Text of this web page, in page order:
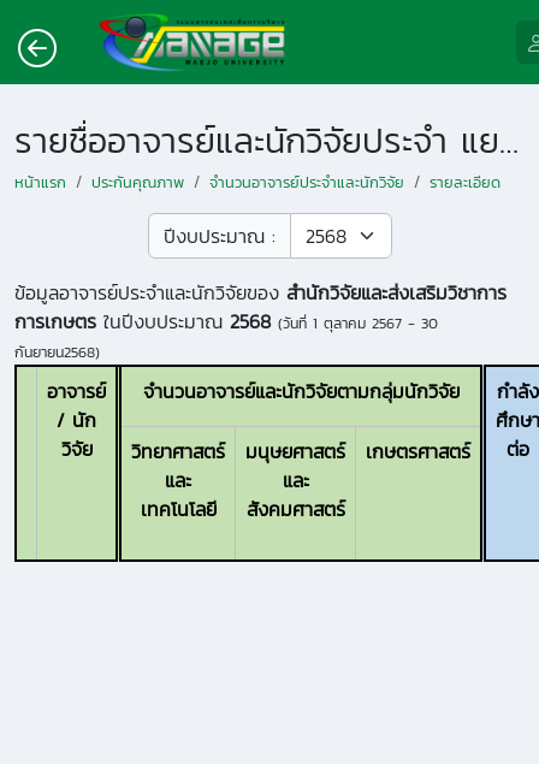
รายชื่ออาจารย์และนักวิจัยประจำ แยกตามหน่วยงาน
หน้าแรก ประกันคุณภาพ จำนวนอาจารย์ประจำและนักวิจัย รายละเอียด
ปีงบประมาณ :
ข้อมูลอาจารย์ประจำและนักวิจัยของ สำนักวิจัยและส่งเสริมวิชาการ
การเกษตร ในปีงบประมาณ 2568 (วันที่ 1 ตุลาคม 2567 - 30
กันยายน2568)
อาจารย์
/ นัก
วิจัย
จำนวนอาจารย์และนักวิจัยตามกลุ่มนักวิจัย
กำลัง
ศึกษา
ต่อ
วิทยาศาสตร์
และ
เทคโนโลยี
มนุษยศาสตร์
และ
สังคมศาสตร์
เกษตรศาสตร์